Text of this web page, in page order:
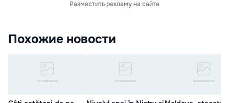
Разместить рекламу на сайте
Похожие новости